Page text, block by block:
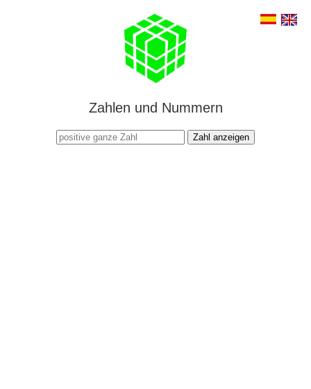
Zahlen und Nummern
Zahl anzeigen